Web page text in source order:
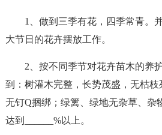
1、做到三季有花，四季常青。
大节日的花卉摆放工作。
2、按不同季节对花卉苗木的养
到：树灌木完整，长势茂盛，无枯
无钉Q捆绑；绿篱、绿地无杂草、杂
达到______%以上。